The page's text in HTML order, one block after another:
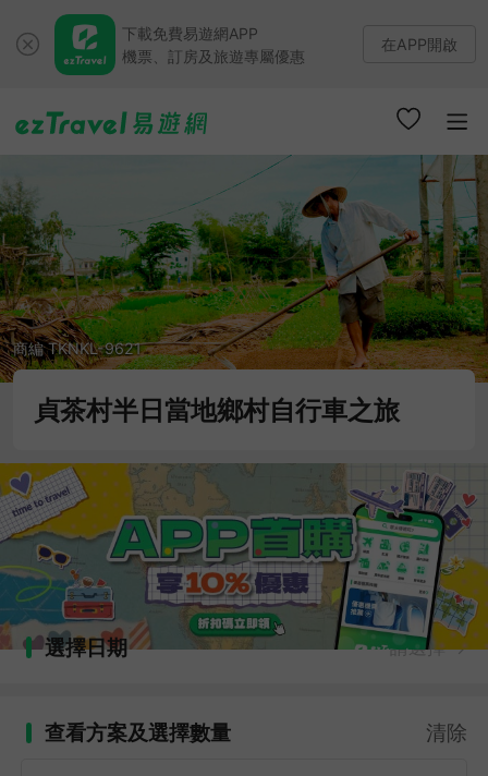
下載免費易遊網APP
機票、訂房及旅遊專屬優惠
在APP開啟
商編 TKNKL-9621
貞茶村半日當地鄉村自行車之旅
選擇日期 請選擇
查看方案及選擇數量 清除